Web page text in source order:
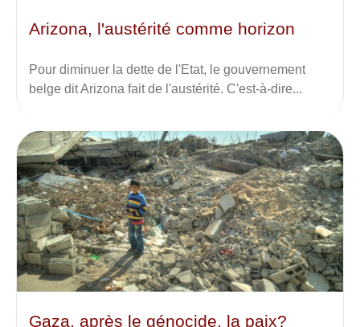
Arizona, l'austérité comme horizon
Pour diminuer la dette de l'Etat, le gouvernement
belge dit Arizona fait de l'austérité. C'est-à-dire...
Gaza, après le génocide, la paix?